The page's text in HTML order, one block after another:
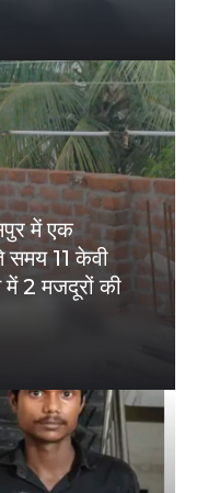
में एक
समय 11 केवी
2 मजदूरों की